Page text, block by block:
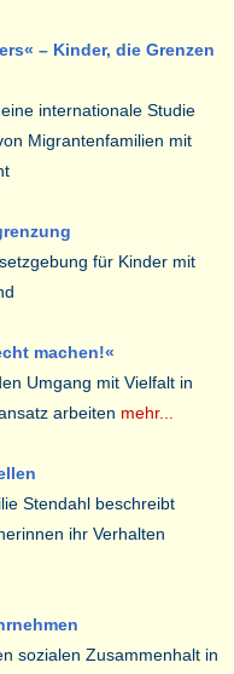
– Kinder, die Grenzen
internationale Studie
Migrantenfamilien mit
für Kinder mit
machen!«
Umgang mit Vielfalt in
arbeiten mehr...
Stendahl beschreibt
ihr Verhalten
sozialen Zusammenhalt in